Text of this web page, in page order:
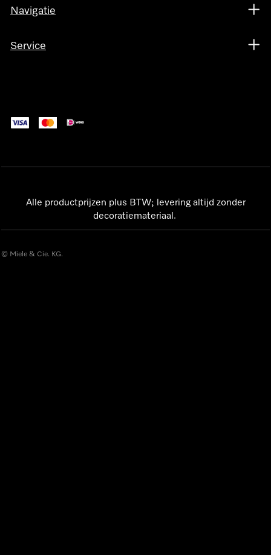
Navigatie
Service
Alle productprijzen plus BTW; levering altijd zonder
decoratiemateriaal.
© Miele & Cie. KG.